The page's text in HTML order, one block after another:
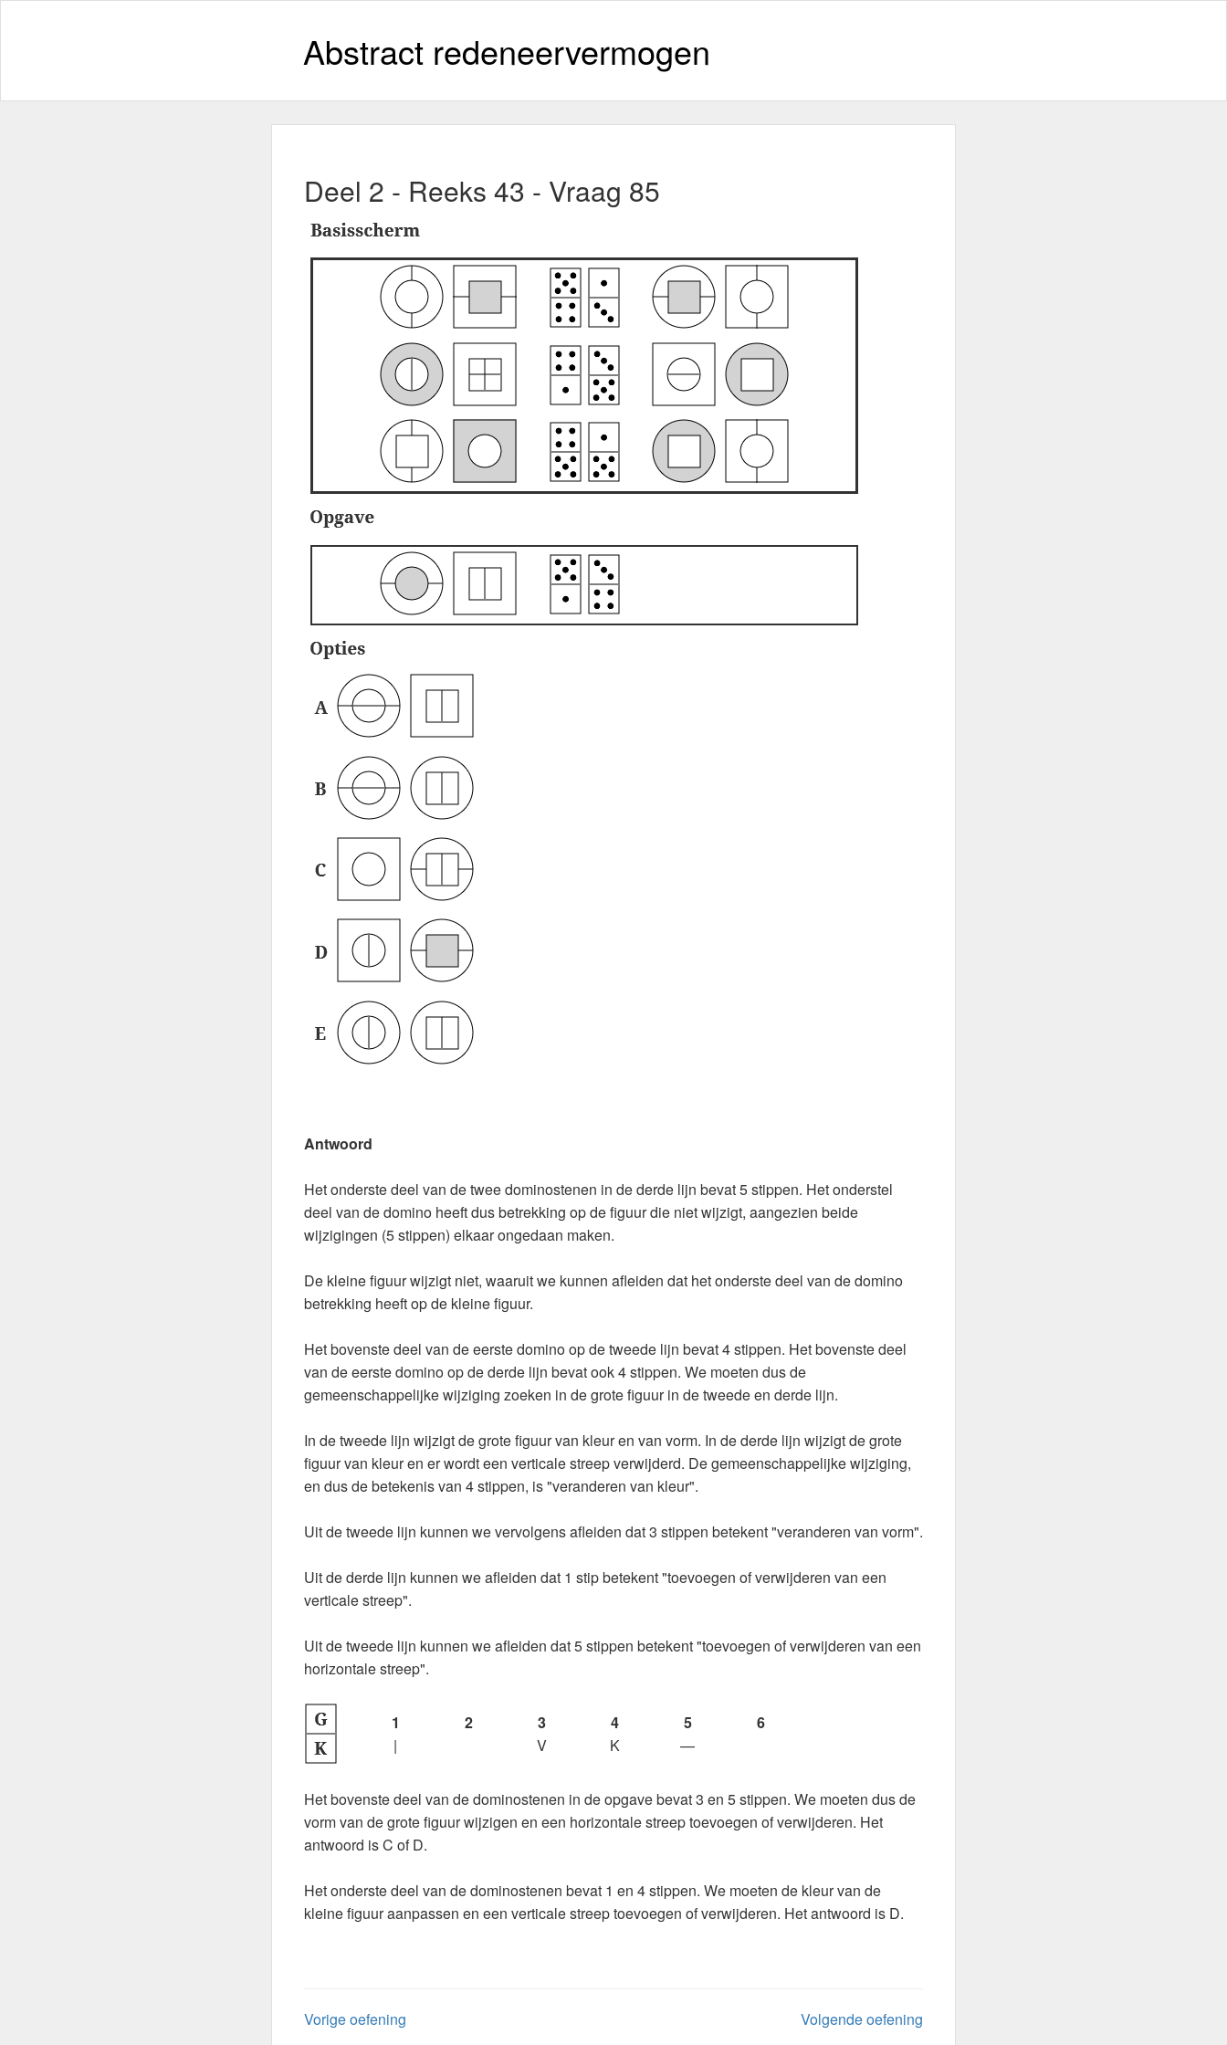
Abstract redeneervermogen
Deel 2 - Reeks 43 - Vraag 85
Antwoord
Het onderste deel van de twee dominostenen in de derde lijn bevat 5 stippen. Het onderstel
deel van de domino heeft dus betrekking op de figuur die niet wijzigt, aangezien beide
wijzigingen (5 stippen) elkaar ongedaan maken.
De kleine figuur wijzigt niet, waaruit we kunnen afleiden dat het onderste deel van de domino
betrekking heeft op de kleine figuur.
Het bovenste deel van de eerste domino op de tweede lijn bevat 4 stippen. Het bovenste deel
van de eerste domino op de derde lijn bevat ook 4 stippen. We moeten dus de
gemeenschappelijke wijziging zoeken in de grote figuur in de tweede en derde lijn.
In de tweede lijn wijzigt de grote figuur van kleur en van vorm. In de derde lijn wijzigt de grote
figuur van kleur en er wordt een verticale streep verwijderd. De gemeenschappelijke wijziging,
en dus de betekenis van 4 stippen, is "veranderen van kleur".
Uit de tweede lijn kunnen we vervolgens afleiden dat 3 stippen betekent "veranderen van vorm".
Uit de derde lijn kunnen we afleiden dat 1 stip betekent "toevoegen of verwijderen van een
verticale streep".
Uit de tweede lijn kunnen we afleiden dat 5 stippen betekent "toevoegen of verwijderen van een
horizontale streep".
1 2 3 4 5
6
|
V K —
Het bovenste deel van de dominostenen in de opgave bevat 3 en 5 stippen. We moeten dus de
vorm van de grote figuur wijzigen en een horizontale streep toevoegen of verwijderen. Het
antwoord is C of D.
Het onderste deel van de dominostenen bevat 1 en 4 stippen. We moeten de kleur van de
kleine figuur aanpassen en een verticale streep toevoegen of verwijderen. Het antwoord is D.
Vorige oefening Volgende oefening